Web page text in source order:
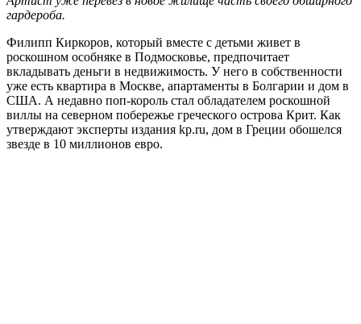
гардероба.
Филипп Киркоров, который вместе с детьми живет в
роскошном особняке в Подмосковье, предпочитает
вкладывать деньги в недвижимость. У него в собственности
уже есть квартира в Москве, апартаменты в Болгарии и дом в
США. А недавно поп-король стал обладателем роскошной
виллы на северном побережье греческого острова Крит. Как
утверждают эксперты издания kp.ru, дом в Греции обошелся
звезде в 10 миллионов евро.